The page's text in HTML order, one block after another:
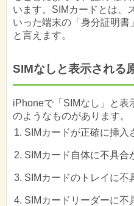
います。SIMカードとは、
いった端末の「身分証明書
と言えます。
SIMなしと表示される
iPhoneで「SIMなし」と表
のようなものがあります。
SIMカードが正確に挿入
SIMカード自体に不具合
SIMカードのトレイに不
SIMカードリーダーに不